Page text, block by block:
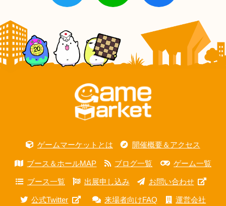
ゲームマーケットとは 開催概要＆アクセス
ブース＆ホールMAP ブログ一覧 ゲーム一覧
ブース一覧 出展申し込み お問い合わせ
公式Twitter 来場者向けFAQ 運営会社